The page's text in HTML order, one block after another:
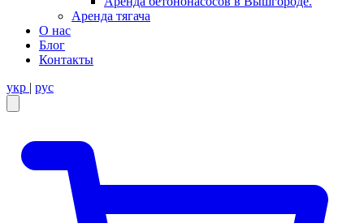
Аренда тягача
О нас
Блог
Контакты
укр | рус